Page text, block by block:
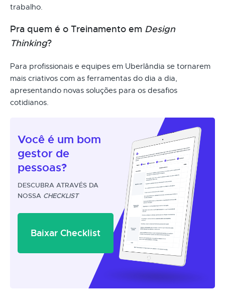
trabalho.
Pra quem é o Treinamento em Design
Thinking?
Para profissionais e equipes em Uberlândia se tornarem
mais criativos com as ferramentas do dia a dia,
apresentando novas soluções para os desafios
cotidianos.
Você é um bom
gestor de
pessoas?
DESCUBRA ATRAVÉS DA
NOSSA CHECKLIST
Baixar Checklist